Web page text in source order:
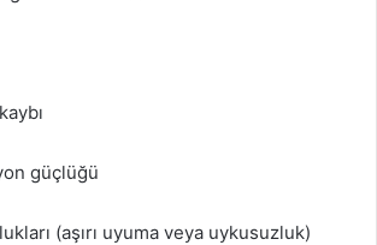
güçlüğü
(aşırı uyuma veya uykusuzluk)